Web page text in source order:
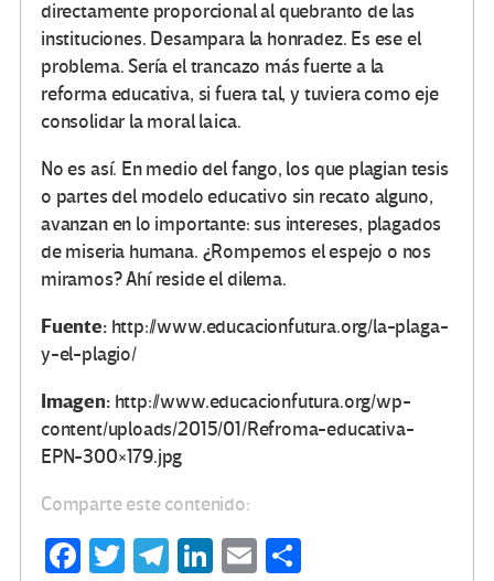
directamente proporcional al quebranto de las
instituciones. Desampara la honradez. Es ese el
problema. Sería el trancazo más fuerte a la
reforma educativa, si fuera tal, y tuviera como eje
consolidar la moral laica.
No es así. En medio del fango, los que plagian tesis
o partes del modelo educativo sin recato alguno,
avanzan en lo importante: sus intereses, plagados
de miseria humana. ¿Rompemos el espejo o nos
miramos? Ahí reside el dilema.
Fuente: http://www.educacionfutura.org/la-plaga-
y-el-plagio/
Imagen:http://www.educacionfutura.org/wp-
content/uploads/2015/01/Refroma-educativa-
EPN-300×179.jpg
Comparte este contenido:
Fa T
Te Li
E